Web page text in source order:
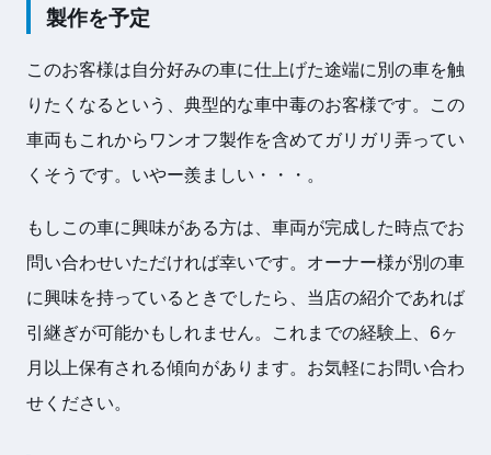
製作を予定
このお客様は自分好みの車に仕上げた途端に別の車を触
りたくなるという、典型的な車中毒のお客様です。この
車両もこれからワンオフ製作を含めてガリガリ弄ってい
くそうです。いやー羨ましい・・・。
もしこの車に興味がある方は、車両が完成した時点でお
問い合わせいただければ幸いです。オーナー様が別の車
に興味を持っているときでしたら、当店の紹介であれば
引継ぎが可能かもしれません。これまでの経験上、6ヶ
月以上保有される傾向があります。お気軽にお問い合わ
せください。